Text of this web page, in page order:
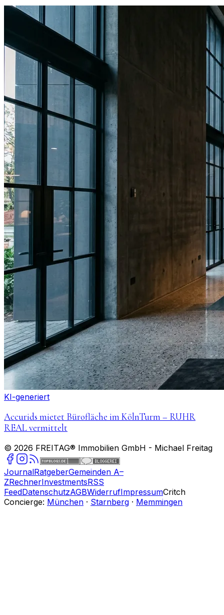
KI-generiert
Accurids mietet Bürofläche im KölnTurm – RUHR
REAL vermittelt
© 2026 FREITAG® Immobilien GmbH - Michael Freitag
JournalRatgeberGemeinden A–
ZRechnerInvestmentsRSS
FeedDatenschutzAGBWiderrufImpressumCritch
Concierge: München · Starnberg · Memmingen